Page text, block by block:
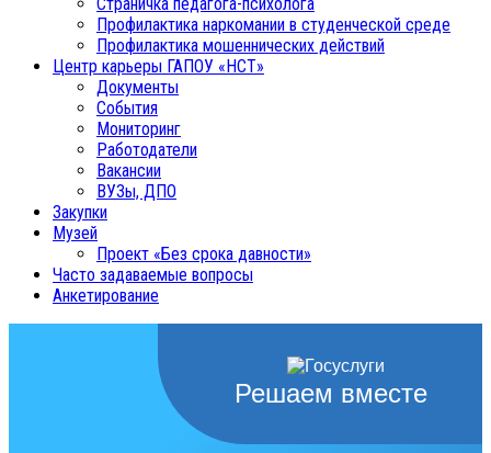
Профилактика наркомании в студенческой среде
Профилактика мошеннических действий
Центр карьеры ГАПОУ «НСТ»
Документы
События
Мониторинг
Работодатели
Вакансии
ВУЗы, ДПО
Закупки
Музей
Проект «Без срока давности»
Часто задаваемые вопросы
Анкетирование
Решаем вместе